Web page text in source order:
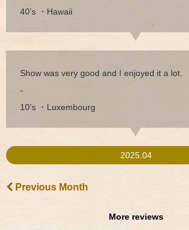
40’s ・Hawaii
Show was very good and I enjoyed it a lot.
-
10’s ・Luxembourg
2025.04
Previous Month
More reviews